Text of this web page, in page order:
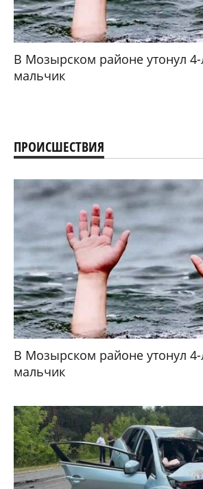
В Мозырском районе утонул 4-
мальчик
ПРОИСШЕСТВИЯ
В Мозырском районе утонул 4-
мальчик